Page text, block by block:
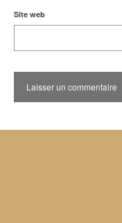
Site web